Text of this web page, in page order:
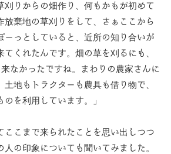
刈りからの畑作り、何もかもが初めて
放棄地の草刈りをして、さぁここから
ーっとしていると、近所の知り合いが
てくれたんです。畑の草を刈るにも、
なかったですね。まわりの農家さんに
地もトラクターも農具も借り物で、
を利用しています。」
ここまで来られたことを思い出しつつ
の印象についても聞いてみました。